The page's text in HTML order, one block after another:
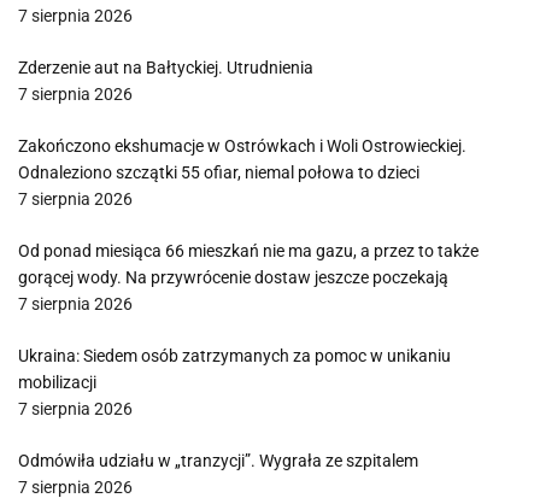
7 sierpnia 2026
Zderzenie aut na Bałtyckiej. Utrudnienia
7 sierpnia 2026
Zakończono ekshumacje w Ostrówkach i Woli Ostrowieckiej.
Odnaleziono szczątki 55 ofiar, niemal połowa to dzieci
7 sierpnia 2026
Od ponad miesiąca 66 mieszkań nie ma gazu, a przez to także
gorącej wody. Na przywrócenie dostaw jeszcze poczekają
7 sierpnia 2026
Ukraina: Siedem osób zatrzymanych za pomoc w unikaniu
mobilizacji
7 sierpnia 2026
Odmówiła udziału w „tranzycji”. Wygrała ze szpitalem
7 sierpnia 2026